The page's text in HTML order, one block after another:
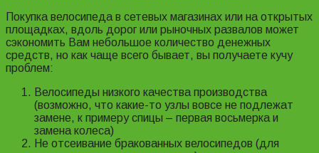
Покупка велосипеда в сетевых магазинах или на открытых
площадках, вдоль дорог или рыночных развалов может
сэкономить Вам небольшое количество денежных
средств, но как чаще всего бывает, вы получаете кучу
проблем:
Велосипеды низкого качества производства
(возможно, что какие-то узлы вовсе не подлежат
замене, к примеру спицы – первая восьмерка и
замена колеса)
Не отсеивание бракованных велосипедов (для